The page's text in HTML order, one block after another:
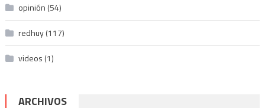
opinión (54)
redhuy(117)
videos (1)
ARCHIVOS